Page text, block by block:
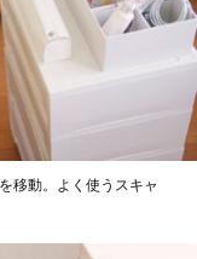
移動。よく使うスキャ